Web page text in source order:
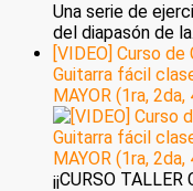
Una serie de
del diapasón de
[VIDEO] Curso
Guitarra fácil
MAYOR (1ra,
¡¡CURSO